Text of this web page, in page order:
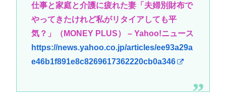
仕事と家庭と介護に疲れた妻「夫婦別財布で
やってきたけれど私がリタイアしても平
気？」（MONEY PLUS） – Yahoo!ニュース
https://news.yahoo.co.jp/articles/ee93a29a
e46b1f891e8c8269617362220cb0a346